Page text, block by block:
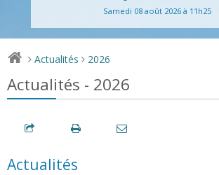
Samedi 08 août 2026 à 11h25
> Actualités > 2026
Actualités - 2026
Actualités